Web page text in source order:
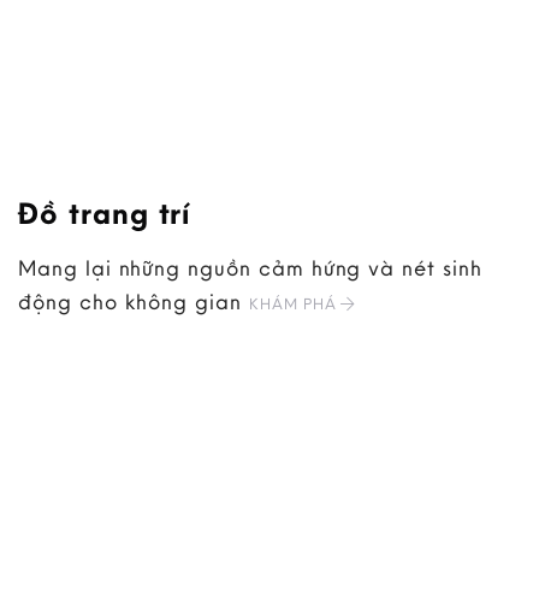
Đồ trang trí
Mang lại những nguồn cảm hứng và nét sinh
động cho không gian KHÁM PHÁ